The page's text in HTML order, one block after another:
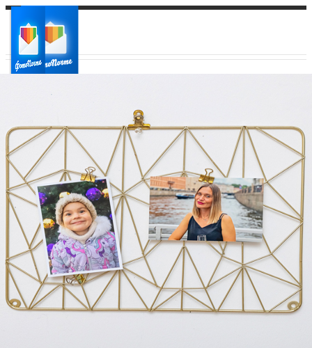
Ваш город:
Ваш регион доставки
Выберите из списка: